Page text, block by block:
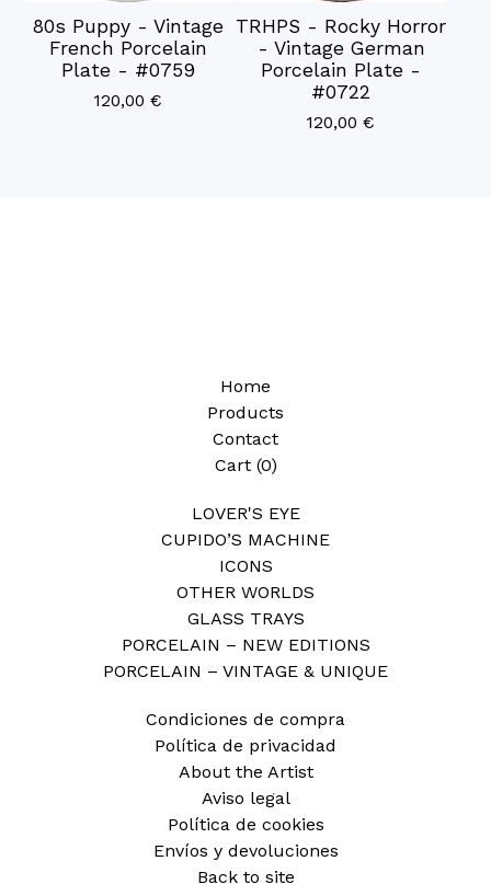
80s Puppy - Vintage
French Porcelain
Plate - #0759
120,00 €
TRHPS - Rocky Horror
- Vintage German
Porcelain Plate -
#0722
120,00 €
Home
Products
Contact
Cart (0)
LOVER'S EYE
CUPIDO’S MACHINE
ICONS
OTHER WORLDS
GLASS TRAYS
PORCELAIN – NEW EDITIONS
PORCELAIN – VINTAGE & UNIQUE
Condiciones de compra
Política de privacidad
About the Artist
Aviso legal
Política de cookies
Envíos y devoluciones
Back to site